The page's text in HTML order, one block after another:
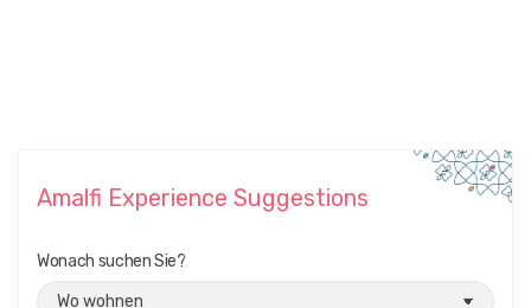
Amalfi Experience Suggestions
Wonach suchen Sie?